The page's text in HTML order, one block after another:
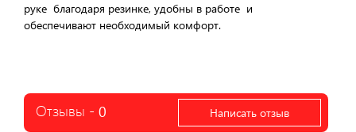
руке благодаря резинке, удобны в работе и
обеспечивают необходимый комфорт.
Отзывы - 0 Написать отзыв